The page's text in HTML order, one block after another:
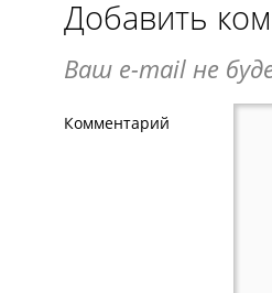
Добавить
Ваш e-mail не
Комментарий